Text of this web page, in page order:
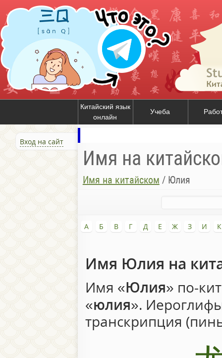
Китайский язык
онлайн
Учеба
Вход на сайт
Имя на
Имя на китайском / Юлия
А Б В Г Д Е Ж З И К
Имя Юлия на
Имя «Юлия» по-
«юлия».
транскрипция